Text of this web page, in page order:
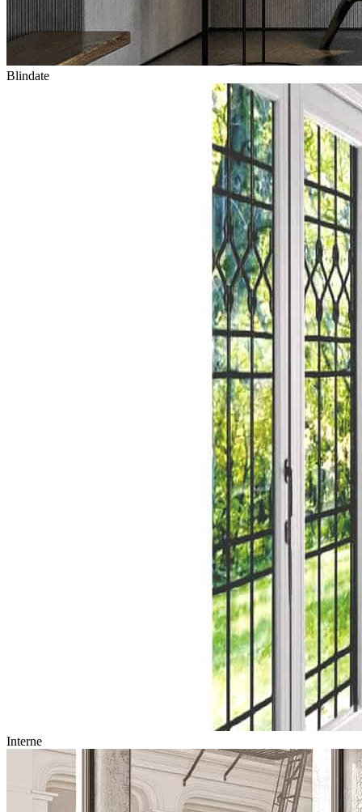
Blindate
Interne